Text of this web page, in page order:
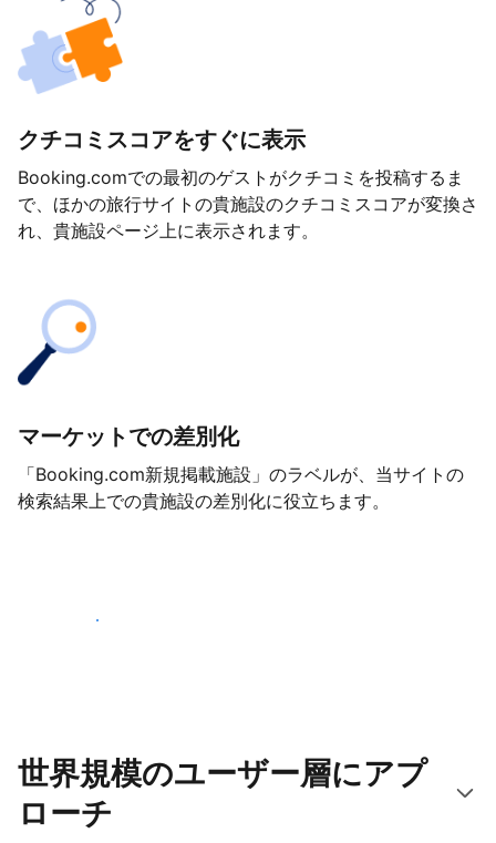
クチコミスコアをすぐに表示
Booking.comでの最初のゲストがクチコミを投稿するま
で、ほかの旅行サイトの貴施設のクチコミスコアが変換さ
れ、貴施設ページ上に表示されます。
マーケットでの差別化
「Booking.com新規掲載施設」のラベルが、当サイトの
検索結果上での貴施設の差別化に役立ちます。
さっそく始める
世界規模のユーザー層にアプ
ローチ